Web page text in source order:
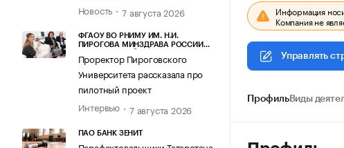
Новость
7 августа 2026
ФГАОУ ВО РНИМУ ИМ. Н.И.
ПИРОГОВА МИНЗДРАВА РОССИИ
Проректор Пироговского
Университета рассказала про
пилотный проект
Интервью
7 августа 2026
ПАО БАНК ЗЕНИТ
Информация
Компания не
Управлять
ПрофильВиды